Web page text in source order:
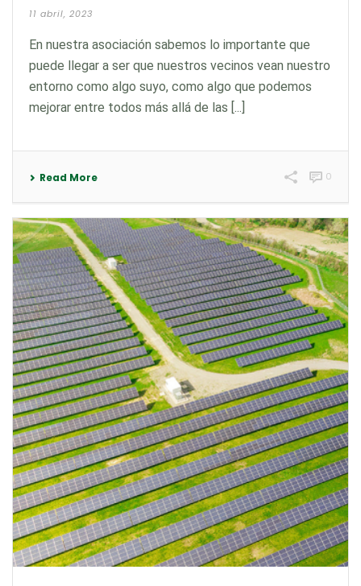
11 abril, 2023
En nuestra asociación sabemos lo importante que
puede llegar a ser que nuestros vecinos vean nuestro
entorno como algo suyo, como algo que podemos
mejorar entre todos más allá de las [...]
Read More 0